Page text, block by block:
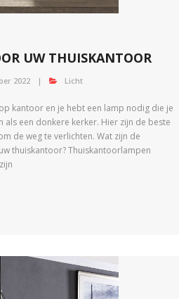
UW THUISKANTOOR
2022 Licht
kantoor en je hebt een lamp nodig die je
een donkere kerker. Hier zijn de beste
de weg te verlichten. Wat zijn de
thuiskantoor? Thuiskantoorlampen